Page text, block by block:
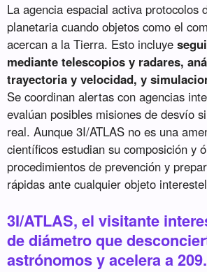
La agencia espacial activa protocolos
planetaria cuando objetos como el
acercan a la Tierra. Esto incluye
mediante telescopios y radares,
trayectoria y velocidad, y
Se coordinan alertas con agencias
evalúan posibles misiones de desvío
real. Aunque 3I/ATLAS no es una
científicos estudian su composición y
procedimientos de prevención y
rápidas ante cualquier objeto
3I/ATLAS, el visitante
de diámetro que
astrónomos y acelera a